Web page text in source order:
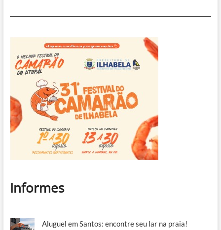
de
Informes
Aluguel em Santos: encontre seu lar na praia!